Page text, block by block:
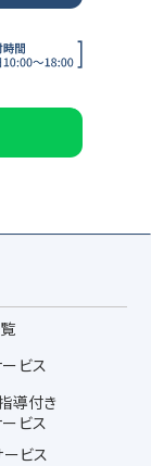
ビス
導付き
ビス
ビス